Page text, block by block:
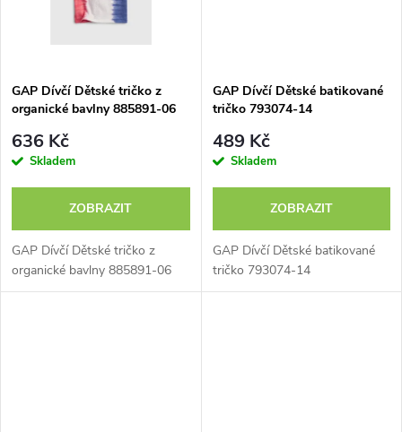
GAP Dívčí Dětské tričko z
organické bavlny 885891-06
636 Kč
Skladem
ZOBRAZIT
GAP Dívčí Dětské tričko z
organické bavlny 885891-06
GAP Dívčí Dětské batikované
tričko 793074-14
489 Kč
Skladem
ZOBRAZIT
GAP Dívčí Dětské batikované
tričko 793074-14